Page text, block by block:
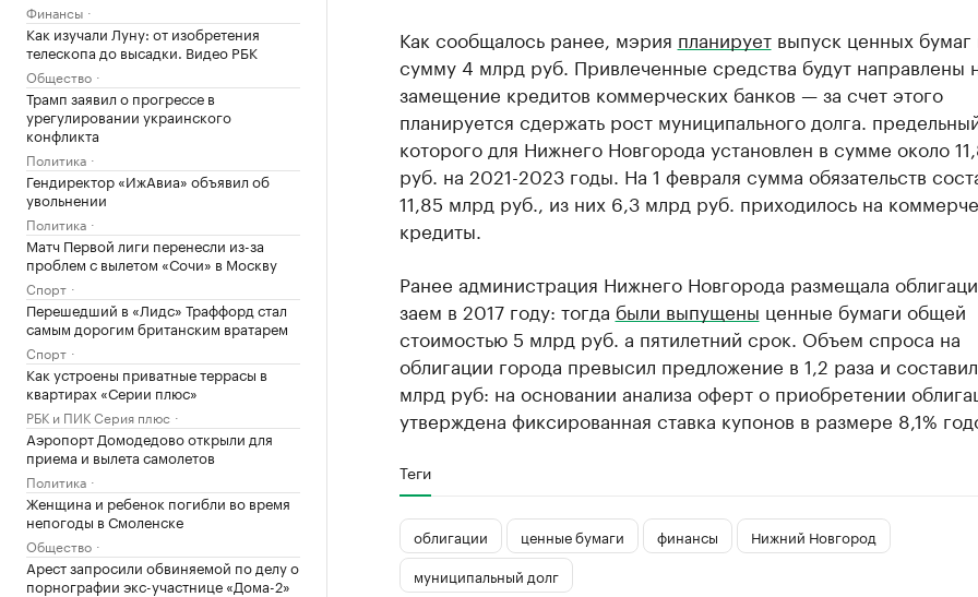
Финансы
Как изучали Луну: от изобретения
телескопа до высадки. Видео РБК
Общество
Трамп заявил о прогрессе в
урегулировании украинского
конфликта
Политика
Гендиректор «ИжАвиа» объявил об
увольнении
Политика
Матч Первой лиги перенесли из-за
проблем с вылетом «Сочи» в Москву
Спорт
Перешедший в «Лидс» Траффорд стал
самым дорогим британским вратарем
Спорт
Как устроены приватные террасы в
квартирах «Серии плюс»
РБК и ПИК Серия плюс
Аэропорт Домодедово открыли для
приема и вылета самолетов
Политика
Женщина и ребенок погибли во время
непогоды в Смоленске
Общество
Арест запросили обвиняемой по делу о
порнографии экс-участнице «Дома-2»
Как сообщалось ранее, мэрия планируетвыпуск ценных бумаг
сумму 4 млрд руб. Привлеченные средства будут направлены
замещение кредитов коммерческих банков — за счет этого
планируется сдержать рост муниципального долга.
которого для Нижнего Новгорода установлен в сумме около
руб. на 2021-2023 годы. На 1 февраля сумма обязательств
11,85 млрд руб., из них 6,3 млрд руб. приходилось на
кредиты.
Ранее администрация Нижнего Новгорода размещала
заем в 2017 году: тогда были выпущены ценные бумаги общей
стоимостью 5 млрд руб. а пятилетний срок. Объем спроса на
облигации города превысил предложение в 1,2 раза и
млрд руб: на основании анализа оферт о приобретении
утверждена фиксированная ставка купонов в размере 8,1%
Теги
облигации ценные бумаги финансы
Нижний Новгород
муниципальный долг